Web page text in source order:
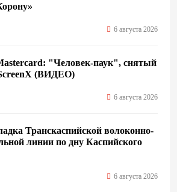
6 августа 2026
"Человек-паук", снятый
(ВИДЕО)
6 августа 2026
Транскаспийской волоконно-
линии по дну Каспийского
6 августа 2026